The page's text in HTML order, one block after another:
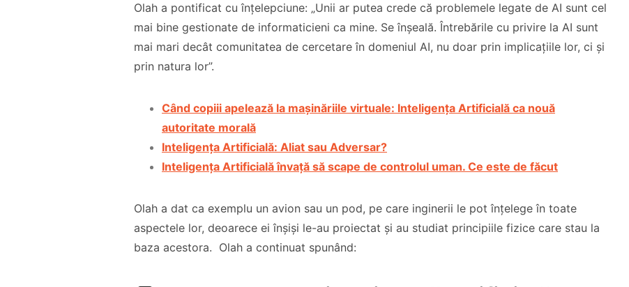
Co-fondatorul
din Africa de Sud,
renuntă după ce
experimenteaza
De ce ai pleca(t) din
Dragă Ciprian.
Olah a pontificat cu înțelepciune: „Unii ar putea crede că problemele legate de AI sunt cel
mai bine gestionate de informaticieni ca mine. Se înșeală. Întrebările cu privire la AI sunt
mai mari decât comunitatea de cercetare în domeniul AI, nu doar prin implicațiile lor, ci și
prin natura lor”.
Când copiii apelează la mașinăriile virtuale: Inteligența Artificială ca nouă
autoritate morală
Inteligența Artificială: Aliat sau Adversar?
Inteligența Artificială învață să scape de controlul uman. Ce este de făcut
Olah a dat ca exemplu un avion sau un pod, pe care inginerii le pot înțelege în toate
aspectele lor, deoarece ei înșiși le-au proiectat și au studiat principiile fizice care stau la
baza acestora. Olah a continuat spunând: